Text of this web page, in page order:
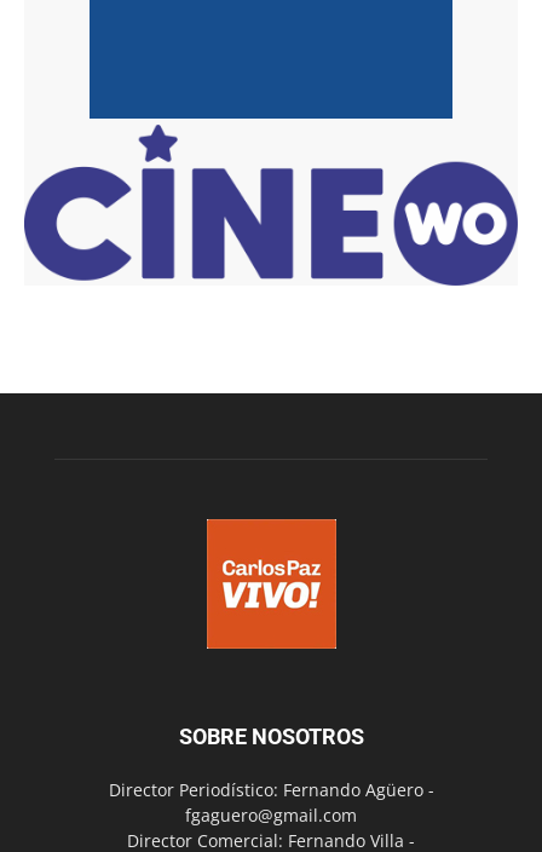
SOBRE NOSOTROS
Director Periodístico: Fernando Agüero -
fgaguero@gmail.com
Director Comercial: Fernando Villa -